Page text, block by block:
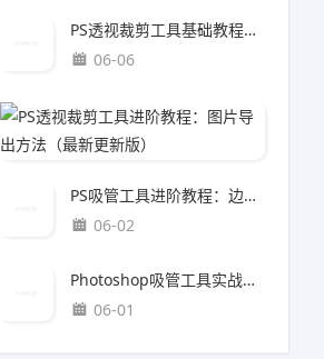
PS透视裁剪工具基础教程：批量处理技巧（最新更新版）
06-06
PS吸管工具进阶教程：边缘优化方法（最新更新版）
06-02
Photoshop吸管工具实战教程：质感提升方法（最新更新版）
06-01